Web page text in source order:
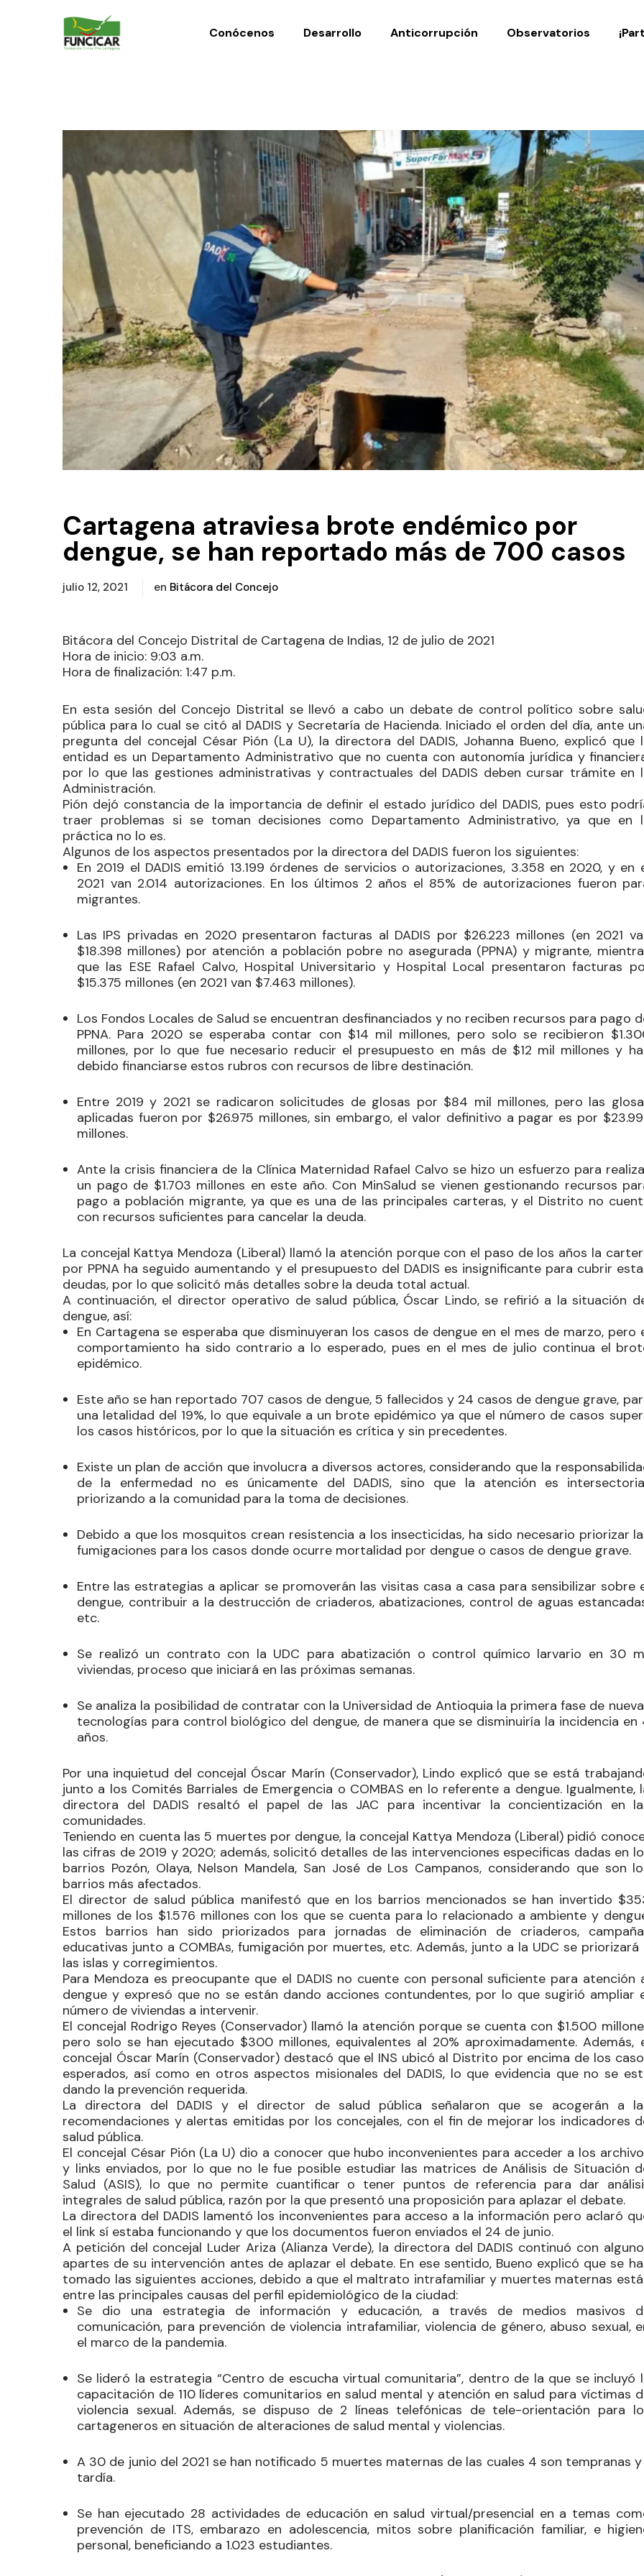
Conócenos Desarrollo Anticorrupción Observatorios
Cartagena atraviesa brote endémico por
dengue, se han reportado más de 700 casos
julio 12, 2021 en Bitácora del Concejo
Bitácora del Concejo Distrital de Cartagena de Indias, 12 de julio de 2021
Hora de inicio: 9:03 a.m.
Hora de finalización: 1:47 p.m.
En esta sesión del Concejo Distrital se llevó a cabo un debate de control político sobre
pública para lo cual se citó al DADIS y Secretaría de Hacienda. Iniciado el orden del día, ante
pregunta del concejal César Pión (La U), la directora del DADIS, Johanna Bueno, explicó que
entidad es un Departamento Administrativo que no cuenta con autonomía jurídica y
por lo que las gestiones administrativas y contractuales del DADIS deben cursar trámite en
Administración.
Pión dejó constancia de la importancia de definir el estado jurídico del DADIS, pues esto
traer problemas si se toman decisiones como Departamento Administrativo, ya que en
práctica no lo es.
Algunos de los aspectos presentados por la directora del DADIS fueron los siguientes:
En 2019 el DADIS emitió 13.199 órdenes de servicios o autorizaciones, 3.358 en 2020, y en
2021 van 2.014 autorizaciones. En los últimos 2 años el 85% de autorizaciones fueron
migrantes.
Las IPS privadas en 2020 presentaron facturas al DADIS por $26.223 millones (en 2021
$18.398 millones) por atención a población pobre no asegurada (PPNA) y migrante,
que las ESE Rafael Calvo, Hospital Universitario y Hospital Local presentaron facturas
$15.375 millones (en 2021 van $7.463 millones).
Los Fondos Locales de Salud se encuentran desfinanciados y no reciben recursos para pago
PPNA. Para 2020 se esperaba contar con $14 mil millones, pero solo se recibieron
millones, por lo que fue necesario reducir el presupuesto en más de $12 mil millones y
debido financiarse estos rubros con recursos de libre destinación.
Entre 2019 y 2021 se radicaron solicitudes de glosas por $84 mil millones, pero las
aplicadas fueron por $26.975 millones, sin embargo, el valor definitivo a pagar es por
millones.
Ante la crisis financiera de la Clínica Maternidad Rafael Calvo se hizo un esfuerzo para
un pago de $1.703 millones en este año. Con MinSalud se vienen gestionando recursos
pago a población migrante, ya que es una de las principales carteras, y el Distrito no
con recursos suficientes para cancelar la deuda.
La concejal Kattya Mendoza (Liberal) llamó la atención porque con el paso de los años la
por PPNA ha seguido aumentando y el presupuesto del DADIS es insignificante para cubrir
deudas, por lo que solicitó más detalles sobre la deuda total actual.
A continuación, el director operativo de salud pública, Óscar Lindo, se refirió a la situación
dengue, así:
En Cartagena se esperaba que disminuyeran los casos de dengue en el mes de marzo, pero
comportamiento ha sido contrario a lo esperado, pues en el mes de julio continua el
epidémico.
Este año se han reportado 707 casos de dengue, 5 fallecidos y 24 casos de dengue grave,
una letalidad del 19%, lo que equivale a un brote epidémico ya que el número de casos
los casos históricos, por lo que la situación es crítica y sin precedentes.
Existe un plan de acción que involucra a diversos actores, considerando que la
de la enfermedad no es únicamente del DADIS, sino que la atención es
priorizando a la comunidad para la toma de decisiones.
Debido a que los mosquitos crean resistencia a los insecticidas, ha sido necesario priorizar
fumigaciones para los casos donde ocurre mortalidad por dengue o casos de dengue grave.
Entre las estrategias a aplicar se promoverán las visitas casa a casa para sensibilizar sobre
dengue, contribuir a la destrucción de criaderos, abatizaciones, control de aguas
etc.
Se realizó un contrato con la UDC para abatización o control químico larvario en 30
viviendas, proceso que iniciará en las próximas semanas.
Se analiza la posibilidad de contratar con la Universidad de Antioquia la primera fase de
tecnologías para control biológico del dengue, de manera que se disminuiría la incidencia en
años.
Por una inquietud del concejal Óscar Marín (Conservador), Lindo explicó que se está
junto a los Comités Barriales de Emergencia o COMBAS en lo referente a dengue. Igualmente,
directora del DADIS resaltó el papel de las JAC para incentivar la concientización en
comunidades.
Teniendo en cuenta las 5 muertes por dengue, la concejal Kattya Mendoza (Liberal) pidió
las cifras de 2019 y 2020; además, solicitó detalles de las intervenciones especificas dadas en
barrios Pozón, Olaya, Nelson Mandela, San José de Los Campanos, considerando que son
barrios más afectados.
El director de salud pública manifestó que en los barrios mencionados se han invertido
millones de los $1.576 millones con los que se cuenta para lo relacionado a ambiente y
Estos barrios han sido priorizados para jornadas de eliminación de criaderos,
educativas junto a COMBAs, fumigación por muertes, etc. Además, junto a la UDC se priorizará
las islas y corregimientos.
Para Mendoza es preocupante que el DADIS no cuente con personal suficiente para atención
dengue y expresó que no se están dando acciones contundentes, por lo que sugirió ampliar
número de viviendas a intervenir.
El concejal Rodrigo Reyes (Conservador) llamó la atención porque se cuenta con $1.500
pero solo se han ejecutado $300 millones, equivalentes al 20% aproximadamente. Además,
concejal Óscar Marín (Conservador) destacó que el INS ubicó al Distrito por encima de los
esperados, así como en otros aspectos misionales del DADIS, lo que evidencia que no se
dando la prevención requerida.
La directora del DADIS y el director de salud pública señalaron que se acogerán a
recomendaciones y alertas emitidas por los concejales, con el fin de mejorar los indicadores
salud pública.
El concejal César Pión (La U) dio a conocer que hubo inconvenientes para acceder a los
y links enviados, por lo que no le fue posible estudiar las matrices de Análisis de Situación
Salud (ASIS), lo que no permite cuantificar o tener puntos de referencia para dar
integrales de salud pública, razón por la que presentó una proposición para aplazar el debate.
La directora del DADIS lamentó los inconvenientes para acceso a la información pero aclaró
el link sí estaba funcionando y que los documentos fueron enviados el 24 de junio.
A petición del concejal Luder Ariza (Alianza Verde), la directora del DADIS continuó con
apartes de su intervención antes de aplazar el debate. En ese sentido, Bueno explicó que se
tomado las siguientes acciones, debido a que el maltrato intrafamiliar y muertes maternas
entre las principales causas del perfil epidemiológico de la ciudad:
Se dio una estrategia de información y educación, a través de medios masivos
comunicación, para prevención de violencia intrafamiliar, violencia de género, abuso sexual,
el marco de la pandemia.
Se lideró la estrategia “Centro de escucha virtual comunitaria”, dentro de la que se incluyó
capacitación de 110 líderes comunitarios en salud mental y atención en salud para víctimas
violencia sexual. Además, se dispuso de 2 líneas telefónicas de tele-orientación para
cartageneros en situación de alteraciones de salud mental y violencias.
A 30 de junio del 2021 se han notificado 5 muertes maternas de las cuales 4 son tempranas y
tardía.
Se han ejecutado 28 actividades de educación en salud virtual/presencial en a temas
prevención de ITS, embarazo en adolescencia, mitos sobre planificación familiar, e
personal, beneficiando a 1.023 estudiantes.